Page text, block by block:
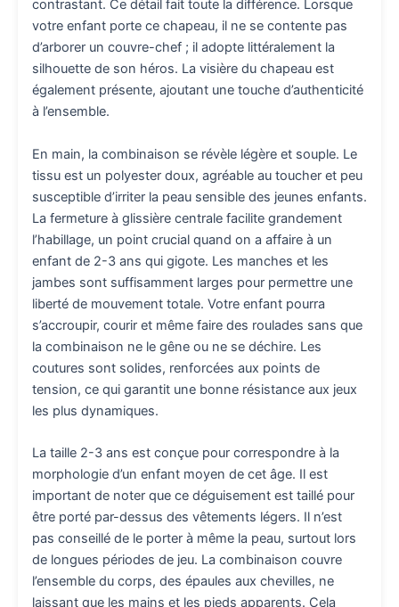
contrastant. Ce détail fait toute la différence. Lorsque
votre enfant porte ce chapeau, il ne se contente pas
d’arborer un couvre-chef ; il adopte littéralement la
silhouette de son héros. La visière du chapeau est
également présente, ajoutant une touche d’authenticité
à l’ensemble.
En main, la combinaison se révèle légère et souple. Le
tissu est un polyester doux, agréable au toucher et peu
susceptible d’irriter la peau sensible des jeunes enfants.
La fermeture à glissière centrale facilite grandement
l’habillage, un point crucial quand on a affaire à un
enfant de 2-3 ans qui gigote. Les manches et les
jambes sont suffisamment larges pour permettre une
liberté de mouvement totale. Votre enfant pourra
s’accroupir, courir et même faire des roulades sans que
la combinaison ne le gêne ou ne se déchire. Les
coutures sont solides, renforcées aux points de
tension, ce qui garantit une bonne résistance aux jeux
les plus dynamiques.
La taille 2-3 ans est conçue pour correspondre à la
morphologie d’un enfant moyen de cet âge. Il est
important de noter que ce déguisement est taillé pour
être porté par-dessus des vêtements légers. Il n’est
pas conseillé de le porter à même la peau, surtout lors
de longues périodes de jeu. La combinaison couvre
l’ensemble du corps, des épaules aux chevilles, ne
laissant que les mains et les pieds apparents. Cela